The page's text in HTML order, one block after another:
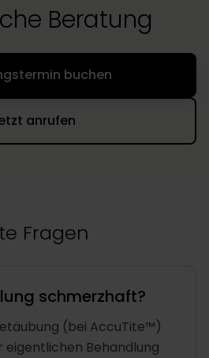
Beratung
buchen
anrufen
Fragen
schmerzhaft?
(bei AccuTite™)
eigentlichen Behandlung